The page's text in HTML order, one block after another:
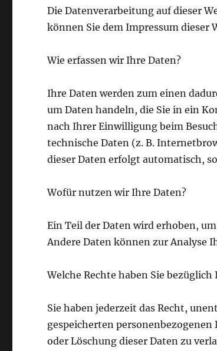
Die Datenverarbeitung auf dieser
können Sie dem Impressum dieser
Wie erfassen wir Ihre Daten?
Ihre Daten werden zum einen
um Daten handeln, die Sie in ein
nach Ihrer Einwilligung beim
technische Daten (z. B.
dieser Daten erfolgt automatisch,
Wofür nutzen wir Ihre Daten?
Ein Teil der Daten wird erhoben,
Andere Daten können zur Analyse
Welche Rechte haben Sie bezüglich
Sie haben jederzeit das Recht,
gespeicherten
oder Löschung dieser Daten zu